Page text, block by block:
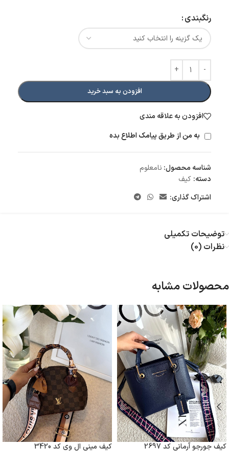
رنگبندی
افزودن به سبد خرید
افزودن به علاقه مندی
به من از طریق پیامک اطلاع بده
شناسه محصول: نامعلوم
دسته: کیف
اشتراک گذاری:
توضیحات تکمیلی
نظرات (0)
محصولات مشابه
کیف جورجو آرمانی کد 2697 کیف مینی ال وی کد 3420